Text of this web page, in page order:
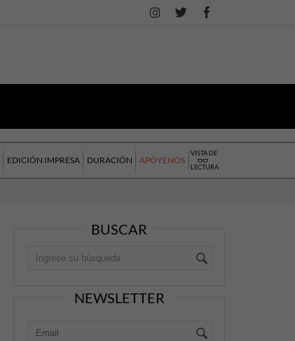
EDICIÓN IMPRESA DURACIÓN APÓYENOS
VISTA DE
LECTURA
BUSCAR
NEWSLETTER